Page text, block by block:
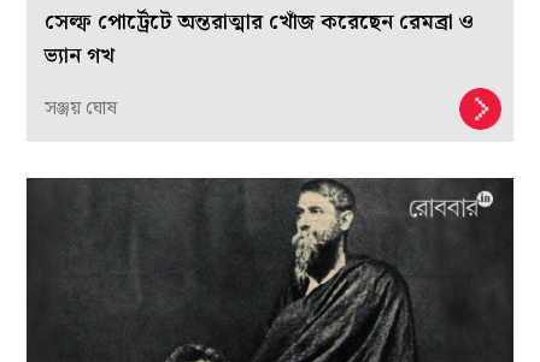
সেল্ফ পোর্ট্রেটে অন্তরাত্মার খোঁজ করেছেন রেমব্রা ও
ভ্যান গখ
সঞ্জয় ঘোষ